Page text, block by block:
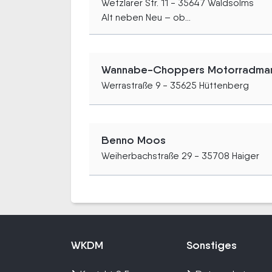
Wetzlarer Str. 11 - 35647 Waldsolms
Alt neben Neu – ob...
Wannabe-Choppers
Werrastraße 9 - 35625 Hüttenberg
Benno Moos
Weiherbachstraße 29 - 35708 Haiger
WKDM Sonstiges